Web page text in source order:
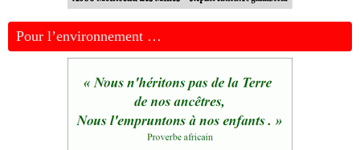
Pour l’environnement …